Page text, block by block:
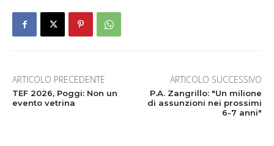
ARTICOLO PRECEDENTE
TEF 2026, Poggi: Non un
evento vetrina
ARTICOLO SUCCESSIVO
P.A. Zangrillo: "Un milione
di assunzioni nei prossimi
6-7 anni"